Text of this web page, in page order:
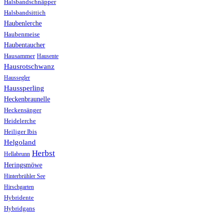
Halsbandschnäpper
Halsbandsittich
Haubenlerche
Haubenmeise
Haubentaucher
Hausammer Hausente
Hausrotschwanz
Haussegler
Haussperling
Heckenbraunelle
Heckensänger
Heidelerche
Heiliger Ibis
Helgoland
Hellabrunn Herbst
Heringsmöwe
Hinterbrühler See
Hirschgarten
Hybridente
Hybridgans